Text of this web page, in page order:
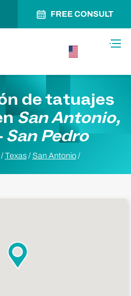
FREE CONSULT
de tatuajes
San Antonio,
San Pedro
/Texas / San Antonio /